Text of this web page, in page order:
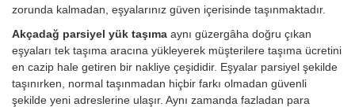
zorunda kalmadan, eşyalarınız güven içerisinde taşınmaktadır.
Akçadağ parsiyel yük taşıma aynı güzergâha doğru çıkan
eşyaları tek taşıma aracına yükleyerek müşterilere taşıma ücretini
en cazip hale getiren bir nakliye çeşididir. Eşyalar parsiyel şekilde
taşınırken, normal taşınmadan hiçbir farkı olmadan güvenli
şekilde yeni adreslerine ulaşır. Aynı zamanda fazladan para